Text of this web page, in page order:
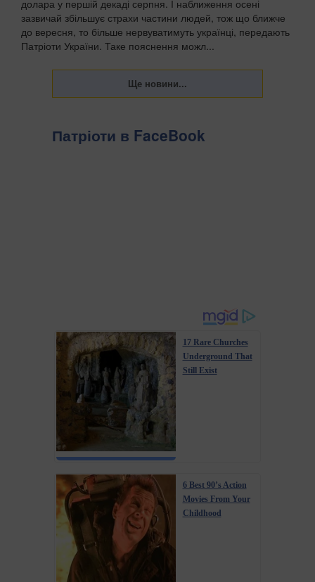
долара у першій декаді серпня. І наближення осені
зазвичай збільшує страхи частини людей, тож що ближче
до вересня, то більше нервуватимуть українці, передають
Патріоти України. Таке пояснення можл...
Патріоти в FaceBook
17 Rare Churches
Underground That
Still Exist
6 Best 90’s Action
Movies From Your
Childhood